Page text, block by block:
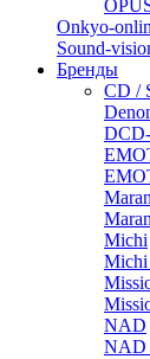
Onkyo-
Sound-
Бренды
CD /
Michi
NAD
NAD